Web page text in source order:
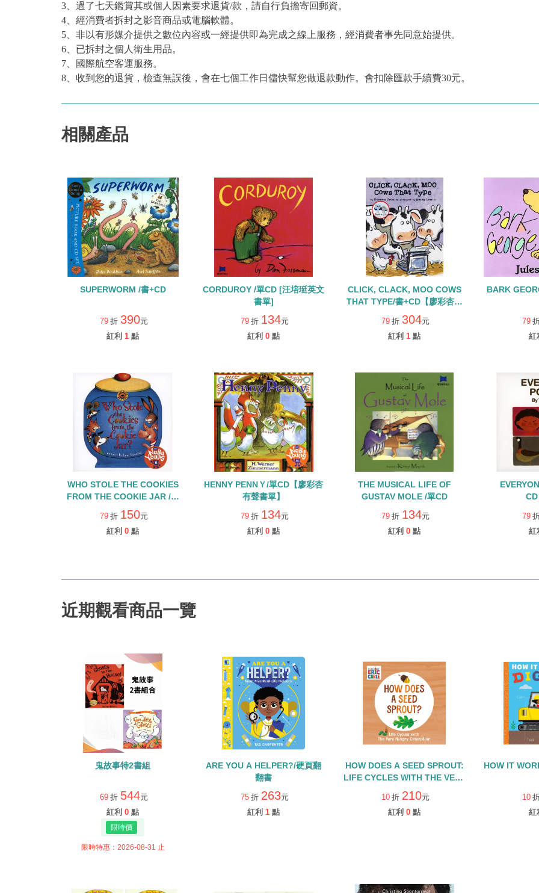
3、過了七天鑑賞其或個人因素要求退貨/款，請自行負擔寄回郵資。
4、經消費者拆封之影音商品或電腦軟體。
5、非以有形媒介提供之數位內容或一經提供即為完成之線上服務，經消費者事先同意始提供。
6、已拆封之個人衛生用品。
7、國際航空客運服務。
8、收到您的退貨，檢查無誤後，會在七個工作日儘快幫您做退款動作。會扣除匯款手續費30元。
相關產品
SUPERWORM /書+CD
79 折 390元
紅利 1 點
CORDUROY /單CD [汪培珽英文
書單]
79 折 134元
紅利 0 點
CLICK, CLACK, MOO COWS
THAT TYPE/書+CD【廖彩杏有
聲書單】
79 折 304元
紅利 1 點
BARK
79
紅
WHO STOLE THE COOKIES
FROM THE COOKIE JAR /單
CD
79 折 150元
紅利 0 點
HENNY PENNＹ/單CD【廖彩杏
有聲書單】
79 折 134元
紅利 0 點
THE MUSICAL LIFE OF
GUSTAV MOLE /單CD
79 折 134元
紅利 0 點
CD
79
紅
近期觀看商品一覽
鬼故事特2書組
69 折 544元
紅利 0 點
限時特惠：2026-08-31 止
ARE YOU A HELPER?/硬頁翻
翻書
75 折 263元
紅利 1 點
HOW DOES A SEED SPROUT:
LIFE CYCLES WITH THE VERY
HUNGRY CATERPILLAR/硬頁
書
10 折 210元
紅利 0 點
HOW IT
10
紅